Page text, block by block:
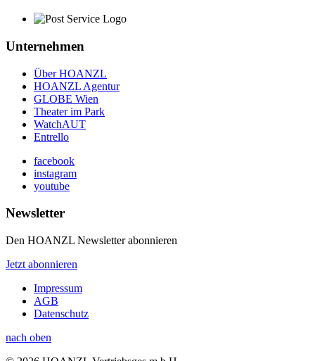
Unternehmen
Über HOANZL
HOANZL Agentur
GLOBE Wien
Theater im Park
WatchAUT
Entrello
facebook
instagram
youtube
Newsletter
Den HOANZL Newsletter abonnieren
Jetzt abonnieren
Impressum
AGB
Datenschutz
nach oben